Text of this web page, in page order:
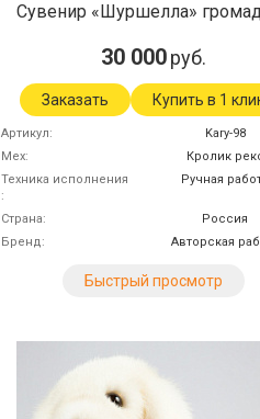
Сувенир «Шуршелла»
30 000 руб.
Заказать Купить в 1
Артикул
Kary-98
Мех
Кролик
Техника исполнения
Ручная
Страна
Россия
Бренд
Авторская
Быстрый просмотр